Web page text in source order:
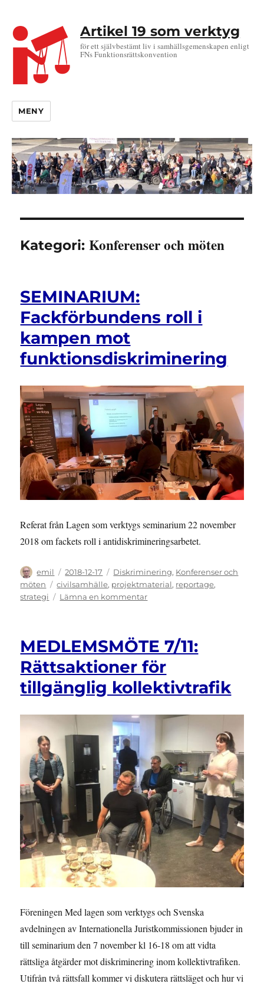
Artikel 19 som verktyg
för ett självbestämt liv i samhällsgemenskapen enligt
FNs Funktionsrättskonvention
MENY
Kategori:Konferenser och möten
SEMINARIUM:
Fackförbundens roll i
kampen mot
funktionsdiskriminering
Referat från Lagen som verktygs seminarium 22 november
2018 om fackets roll i antidiskrimineringsarbetet.
Författare
emil
Publicerat
den
2018-12-17 Kategorier
Diskriminering, Konferenser och
möten
Etiketter
civilsamhälle, projektmaterial, reportage,
strategi
Lämna en kommentartill
i
kampen
mot
funktionsdiskriminering
MEDLEMSMÖTE 7/11:
Rättsaktioner för
tillgänglig kollektivtrafik
Föreningen Med lagen som verktygs och Svenska
avdelningen av Internationella Juristkommissionen bjuder in
till seminarium den 7 november kl 16-18 om att vidta
rättsliga åtgärder mot diskriminering inom kollektivtrafiken.
Utifrån två rättsfall kommer vi diskutera rättsläget och hur vi